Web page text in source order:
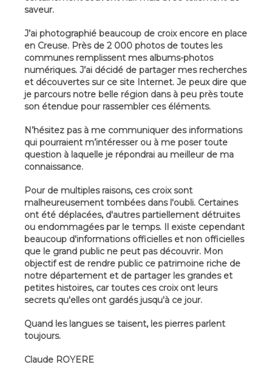
saveur.
J’ai photographié beaucoup de croix encore en place
en Creuse. Près de 2 000 photos de toutes les
communes remplissent mes albums-photos
numériques. J’ai décidé de partager mes recherches
et découvertes sur ce site Internet. Je peux dire que
je parcours notre belle région dans à peu près toute
son étendue pour rassembler ces éléments.
N’hésitez pas à me communiquer des informations
qui pourraient m’intéresser ou à me poser toute
question à laquelle je répondrai au meilleur de ma
connaissance.
Pour de multiples raisons, ces croix sont
malheureusement tombées dans l'oubli. Certaines
ont été déplacées, d'autres partiellement détruites
ou endommagées par le temps. Il existe cependant
beaucoup d'informations officielles et non officielles
que le grand public ne peut pas découvrir. Mon
objectif est de rendre public ce patrimoine riche de
notre département et de partager les grandes et
petites histoires, car toutes ces croix ont leurs
secrets qu'elles ont gardés jusqu'à ce jour.
Quand les langues se taisent, les pierres parlent
toujours.
Claude ROYERE